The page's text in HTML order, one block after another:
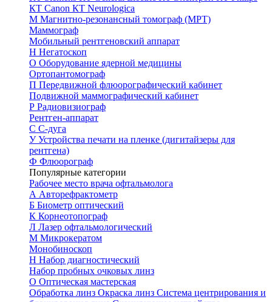
КТ Canon КТ Neurologica
М Магнитно-резонансный томограф (МРТ)
Маммограф
Мобильный рентгеновский аппарат
Н Негатоскоп
О Оборудование ядерной медицины
Ортопантомограф
П Передвижной флюорографический кабинет
Подвижной маммографический кабинет
Р Радиовизиограф
Рентген-аппарат
С С-дуга
УУстройства печати на пленке (дигитайзеры для
рентгена)
Ф Флюорограф
Популярные категории
Рабочее место врача офтальмолога
А Авторефрактометр
Б Биометр оптический
К Корнеотопограф
Л Лазер офтальмологический
М Микрокератом
Монобиноскоп
Н Набор диагностический
Набор пробных очковых линз
О Оптическая мастерская
Обработка линз Окраска линз Система центрирования и